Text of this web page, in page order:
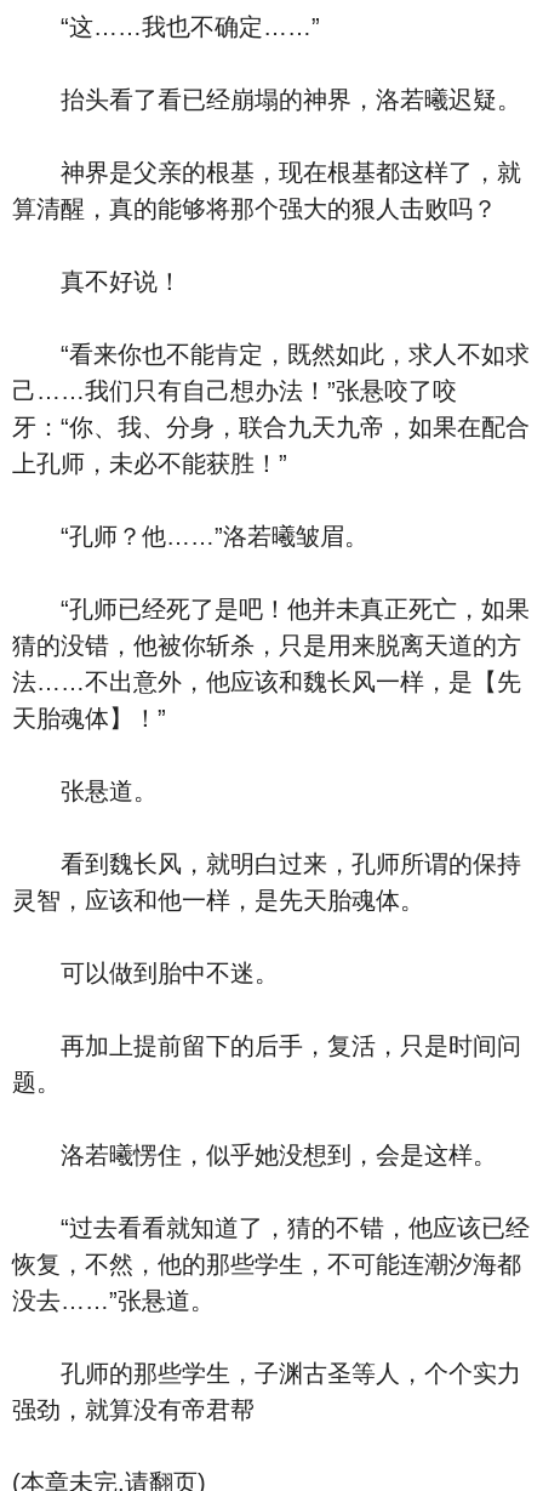
“这……我也不确定……”
抬头看了看已经崩塌的神界，洛若曦迟疑。
神界是父亲的根基，现在根基都这样了，就
算清醒，真的能够将那个强大的狠人击败吗？
真不好说！
“看来你也不能肯定，既然如此，求人不如求
己……我们只有自己想办法！”张悬咬了咬
牙：“你、我、分身，联合九天九帝，如果在配合
上孔师，未必不能获胜！”
“孔师？他……”洛若曦皱眉。
“孔师已经死了是吧！他并未真正死亡，如果
猜的没错，他被你斩杀，只是用来脱离天道的方
法……不出意外，他应该和魏长风一样，是【先
天胎魂体】！”
张悬道。
看到魏长风，就明白过来，孔师所谓的保持
灵智，应该和他一样，是先天胎魂体。
可以做到胎中不迷。
再加上提前留下的后手，复活，只是时间问
题。
洛若曦愣住，似乎她没想到，会是这样。
“过去看看就知道了，猜的不错，他应该已经
恢复，不然，他的那些学生，不可能连潮汐海都
没去……”张悬道。
孔师的那些学生，子渊古圣等人，个个实力
强劲，就算没有帝君帮
(本章未完,请翻页)